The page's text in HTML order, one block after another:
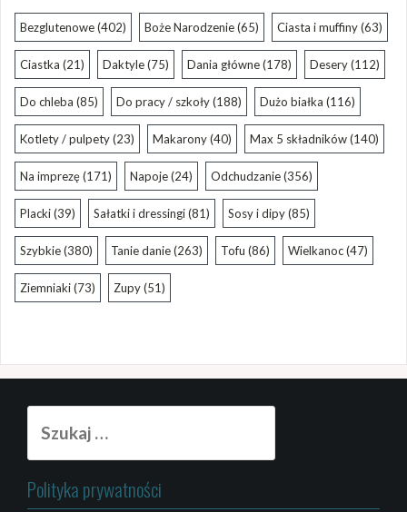
Bezglutenowe(402) Boże Narodzenie(65) Ciasta i muffiny(63)
Ciastka (21) Daktyle(75) Dania główne(178) Desery(112)
Do chleba (85) Do pracy / szkoły(188) Dużo białka (116)
Kotlety / pulpety(23) Makarony(40) Max 5 składników(140)
Na imprezę(171) Napoje(24) Odchudzanie(356)
Placki(39) Sałatki i dressingi(81) Sosy i dipy(85)
Szybkie(380) Tanie danie(263) Tofu (86) Wielkanoc(47)
Ziemniaki(73) Zupy(51)
Polityka prywatności